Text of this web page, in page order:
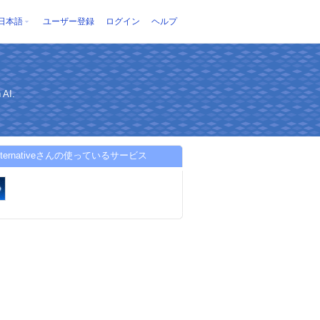
本語 ユーザー登録 ログイン ヘルプ
AI.
さんの使っているサービス